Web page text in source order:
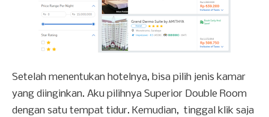
Setelah menentukan hotelnya, bisa pilih jenis kamar
yang diinginkan. Aku pilihnya Superior Double Room
dengan satu tempat tidur. Kemudian, tinggal klik saja